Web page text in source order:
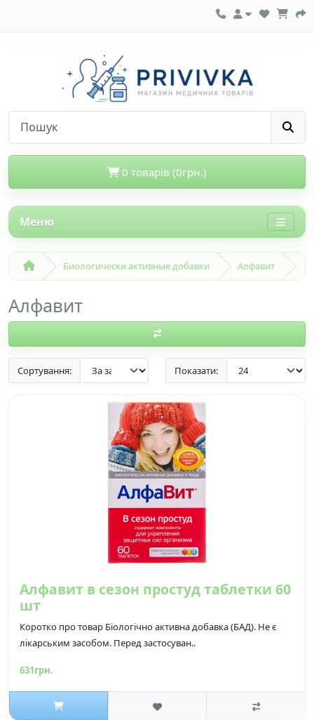
0 товарів (0грн.)
Меню
Биологически активные добавки Алфавит
Алфавит
Сортування: Показати:
Алфавит в сезон простуд таблетки 60
шт
Коротко про товар Біологічно активна добавка (БАД). Не є
лікарським засобом. Перед застосуван..
631грн.